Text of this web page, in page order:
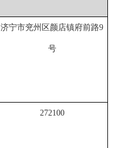
济宁市兖州区颜店镇府前路9
号
272100